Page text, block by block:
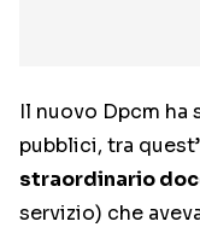
Il nuovo Dpcm
pubblici, tra
straordinario
servizio) che